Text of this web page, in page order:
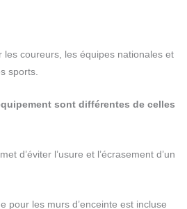
les coureurs, les équipes nationales et
sports.
sont différentes de celles
d’éviter l’usure et l’écrasement d’un
pour les murs d’enceinte est incluse